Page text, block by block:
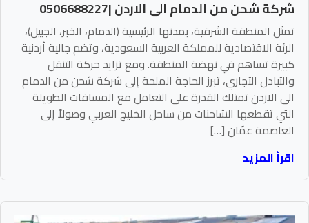
شركة شحن من الدمام الى الاردن |0506688227
تمثل المنطقة الشرقية، بمدنها الرئيسية (الدمام، الخبر، الجبيل)،
الرئة الاقتصادية للمملكة العربية السعودية، وتضم جالية أردنية
كبيرة تساهم في نهضة المنطقة. ومع تزايد حركة التنقل
والتبادل التجاري، تبرز الحاجة الملحة إلى شركة شحن من الدمام
الى الاردن تمتلك القدرة على التعامل مع المسافات الطويلة
التي تقطعها الشاحنات من ساحل الخليج العربي وصولاً إلى
العاصمة عمّان […]
اقرأ المزيد